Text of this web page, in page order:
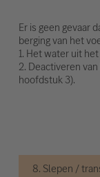
Er is geen gevaar
berging van het
1. Het water uit
2. Deactiveren
hoofdstuk 3).
8. Slepen /